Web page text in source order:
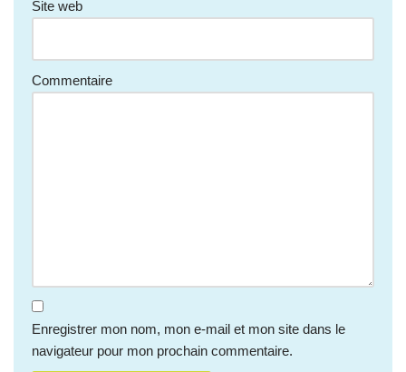
Site web
Commentaire
Enregistrer mon nom, mon e-mail et mon site dans le
navigateur pour mon prochain commentaire.